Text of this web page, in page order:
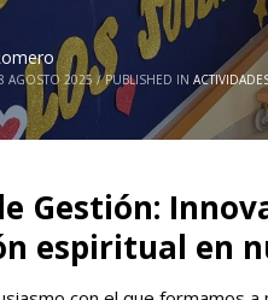
AGOSTO 2025 / PUBLISHED IN
Gestión:
espiritual en